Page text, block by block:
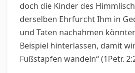
doch die Kinder des
derselben Ehrfurcht Ihm in
und Taten nachahmen
Beispiel hinterlassen, damit
Fußstapfen wandeln“ (1Petr.